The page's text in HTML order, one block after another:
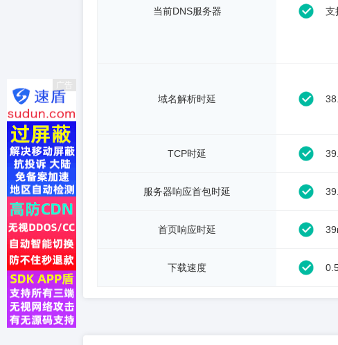
当前DNS服务器 支
域名解析时延
TCP时延
服务器响应首包时延
首页响应时延
下载速度
广告